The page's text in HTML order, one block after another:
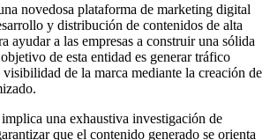
novedosa plataforma de marketing digital
y distribución de contenidos de alta
ayudar a las empresas a construir una sólida
de esta entidad es generar tráfico
de la marca mediante la creación de
implica una exhaustiva investigación de
que el contenido generado se orienta